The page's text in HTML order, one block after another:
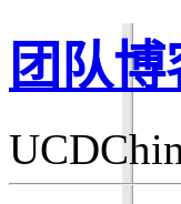
团队